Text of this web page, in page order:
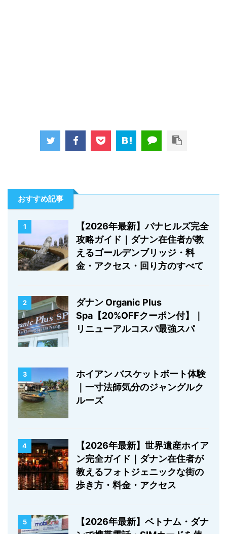
おすすめ記事
1
【2026年最新】バナヒルズ完全
攻略ガイド｜ダナン在住者が教
えるゴールデンブリッジ・料
金・アクセス・回り方のすべて
2
ダナン Organic Plus
Spa【20%OFFクーポン付】｜
リニューアルコスパ最強スパ
3
ホイアン バスケットボート体験
｜一寸法師気分のジャングルク
ルーズ
4
【2026年最新】世界遺産ホイア
ン完全ガイド｜ダナン在住者が
教えるフォトジェニックな街の
歩き方・料金・アクセス
5
【2026年最新】ベトナム・ダナ